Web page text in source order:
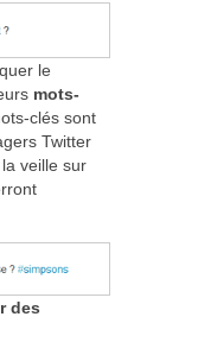
le
mots-
clés sont
Twitter
veille sur
des